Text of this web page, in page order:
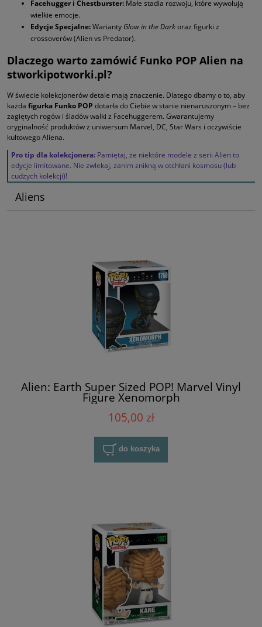
Facehugger i Chestburster: Małe stadia rozwoju, które wywołują
wielkie emocje.
Edycje Specjalne:Warianty Glow in the Darkoraz figurki z
crossoverów (Alien vs Predator).
Dlaczego warto zamówić Funko POP Alien na
stworkipotworki.pl?
W świecie kolekcjonerów detale mają znaczenie. Dlatego dbamy o to, aby
każda figurka Funko POP dotarła do Ciebie w stanie nienaruszonym – bez
zagiętych rogów i śladów walki z Facehuggerem. Gwarantujemy
oryginalność produktów z uniwersum Marvel, DC, Star Wars i oczywiście
kultowego Aliena.
Pro tip dla kolekcjonera: Pamiętaj, że niektóre modele z serii Alien to
edycje limitowane. Nie zwlekaj, zanim znikną w otchłani kosmosu (lub
cudzych kolekcji)!
Aliens
Alien: Earth Super Sized POP! Marvel Vinyl
Figure Xenomorph
105,00 zł
do koszyka